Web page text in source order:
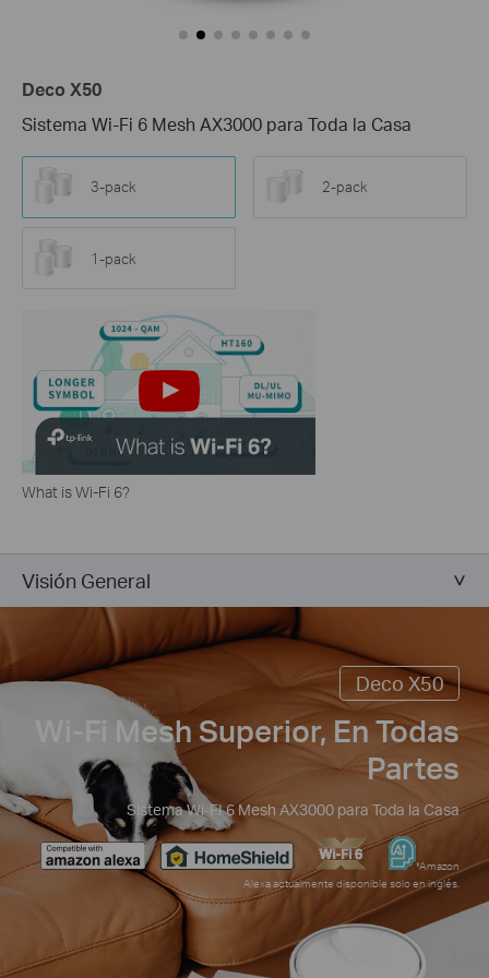
Deco X50
Sistema Wi-Fi 6 Mesh AX3000 para Toda la Casa
3-pack 2-pack
1-pack
What is Wi-Fi 6?
Visión General
Deco X50
Wi-Fi Mesh Superior, En Todas
Partes
Sistema Wi-FI 6 Mesh AX3000 para Toda la Casa
*Amazon
Alexa actualmente disponible solo en inglés.